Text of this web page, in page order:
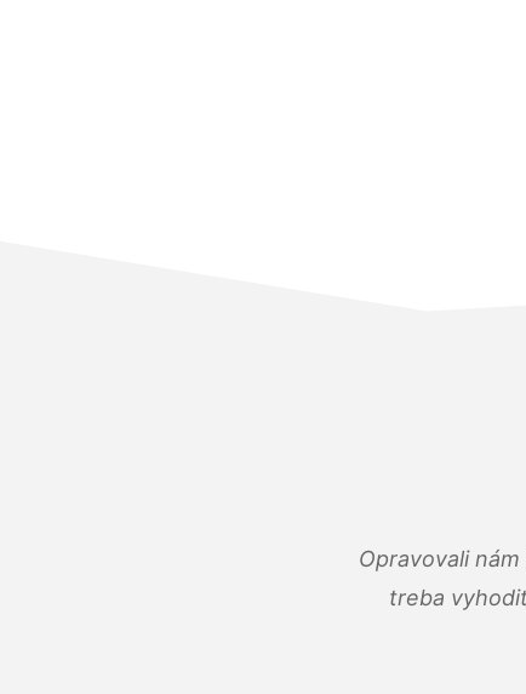
Opravovali
treba